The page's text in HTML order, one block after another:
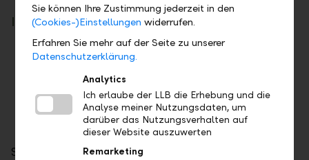
Ihre Vorteile:
Klarheit und Orientierung in jeder Lebenslage
Struktur für langfristige Ziele
Gestaltungsspielraum über Generationen
hinaus
Stillstand bringt Sie nicht weiter. Wer finanziellen
Sie können Ihre Zustimmung jederzeit in den
(Cookies-)Einstellungen widerrufen.
Erfahren Sie mehr auf der Seite zu unserer
Datenschutzerklärung.
Analytics
Ich erlaube der LLB die Erhebung und die
Analyse meiner Nutzungsdaten, um
darüber das Nutzungsverhalten auf
dieser Website auszuwerten
Remarketing